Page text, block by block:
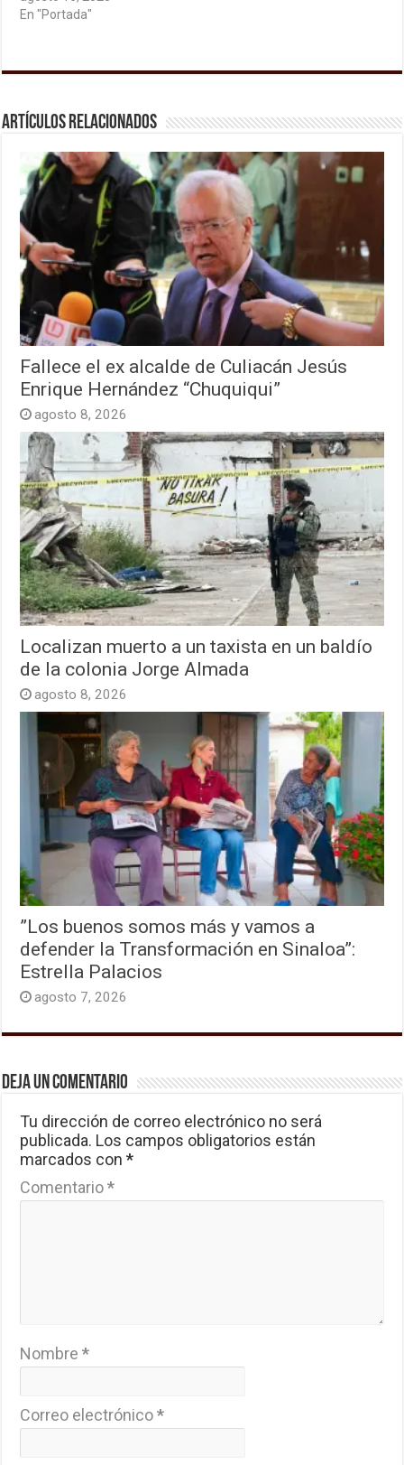
En "Portada"
Artículos relacionados
Fallece el ex alcalde de Culiacán Jesús
Enrique Hernández “Chuquiqui”
agosto 8, 2026
Localizan muerto a un taxista en un baldío
de la colonia Jorge Almada
agosto 8, 2026
”Los buenos somos más y vamos a
defender la Transformación en Sinaloa”:
Estrella Palacios
agosto 7, 2026
Deja un comentario
Tu dirección de correo electrónico no será
publicada. Los campos obligatorios están
marcados con*
Comentario*
Nombre*
Correo electrónico*